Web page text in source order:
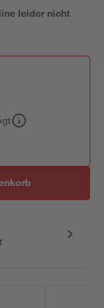
leider nicht